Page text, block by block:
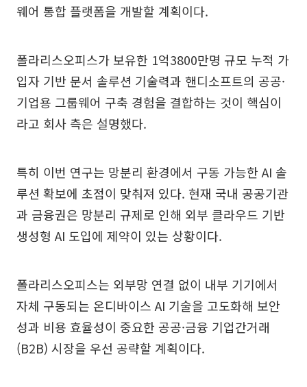
웨어 통합 플랫폼을 개발할 계획이다.
폴라리스오피스가 보유한 1억3800만명 규모 누적 가
입자 기반 문서 솔루션 기술력과 핸디소프트의 공공·
기업용 그룹웨어 구축 경험을 결합하는 것이 핵심이
라고 회사 측은 설명했다.
특히 이번 연구는 망분리 환경에서 구동 가능한 AI 솔
루션 확보에 초점이 맞춰져 있다. 현재 국내 공공기관
과 금융권은 망분리 규제로 인해 외부 클라우드 기반
생성형 AI 도입에 제약이 있는 상황이다.
폴라리스오피스는 외부망 연결 없이 내부 기기에서
자체 구동되는 온디바이스 AI 기술을 고도화해 보안
성과 비용 효율성이 중요한 공공·금융 기업간거래
(B2B) 시장을 우선 공략할 계획이다.